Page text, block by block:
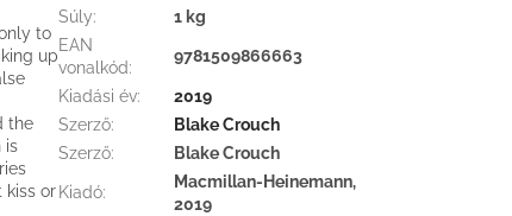
to
up
the
is
kiss or
Súly:
1 kg
EAN
vonalkód:
9781509866663
Kiadási év:
2019
Szerző:
Blake Crouch
Szerző: Blake Crouch
Kiadó:
Macmillan-Heinemann,
2019